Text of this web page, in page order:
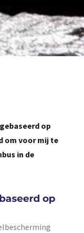
op
om voor mij te
in de
op